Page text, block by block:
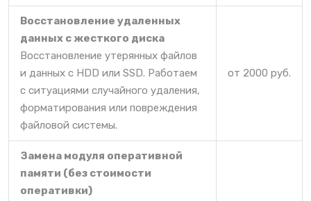
Восстановление удаленных
данных с жесткого диска
Восстановление утерянных файлов
и данных с HDD или SSD. Работаем
с ситуациями случайного удаления,
форматирования или повреждения
файловой системы.
от 2000 руб.
Замена модуля оперативной
памяти (без стоимости
оперативки)